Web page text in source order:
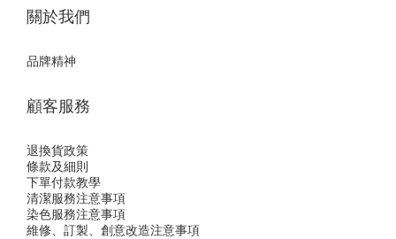
關於我們
品牌精神
顧客服務
退換貨政策
條款及細則
下單付款教學
清潔服務注意事項
染色服務注意事項
維修、訂製、創意改造注意事項